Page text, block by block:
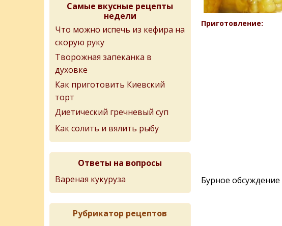
Приготовление:
Бурное обсуждение
Самые вкусные рецепты
недели
Что можно испечь из кефира на
скорую руку
Творожная запеканка в
духовке
Как приготовить Киевский
торт
Диетический гречневый суп
Как солить и вялить рыбу
Ответы на вопросы
Вареная кукуруза
Рубрикатор рецептов